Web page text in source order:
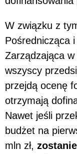
W związku z
Pośrednicząca
Zarządzająca
wszyscy
przejdą ocenę
otrzymają
Nawet jeśli
budżet na
mln zł,